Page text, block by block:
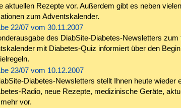
aktuellen Rezepte vor. Außerdem gibt es neben
zum Adventskalender.
22/07 vom 30.11.2007
des DiabSite-Diabetes-Newsletters zum
mit Diabetes-Quiz informiert über den
23/07 vom 10.12.2007
Diabetes-Newsletters stellt Ihnen heute wieder
Radio, neue Rezepte, medizinische Geräte,
vor.